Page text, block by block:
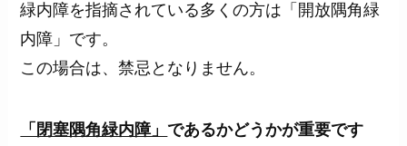
緑内障を指摘されている多くの方は「開放隅角緑
内障」です。
この場合は、禁忌となりません。
「閉塞隅角緑内障」 であるかどうかが重要です